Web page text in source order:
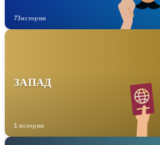
73истории
ЗАПАД
1 история